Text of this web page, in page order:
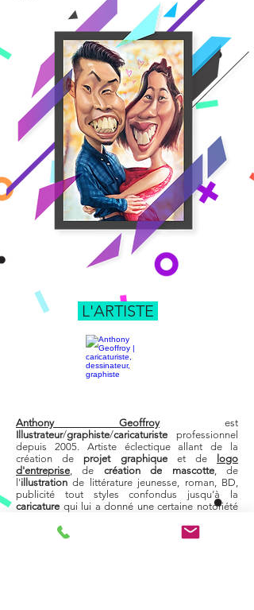
L'ARTISTE
Anthony Geoffroyest
Illustrateur/graphiste/caricaturiste professionnel
depuis 2005. Artiste éclectique allant de la
création deprojet graphiqueet de
logo
d'entreprise, de création de mascotte, de
l'illustration de littérature jeunesse, roman, BD,
publicité tout styles confondus jusqu’à la
caricature qui lui a donné une certaine notoriété